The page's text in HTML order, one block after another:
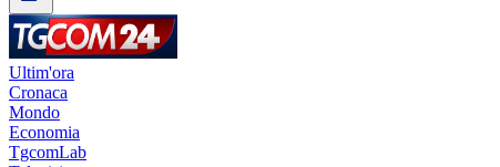
Ultim'ora
Cronaca
Mondo
Economia
TgcomLab